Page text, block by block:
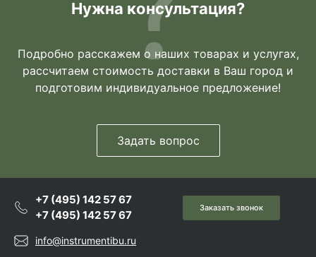
Нужна консультация?
Подробно расскажем о наших товарах и услугах,
рассчитаем стоимость доставки в Ваш город и
подготовим индивидуальное предложение!
Задать вопрос
+7 (495) 142 57 67
+7 (495) 142 57 67
Заказать звонок
info@instrumentibu.ru